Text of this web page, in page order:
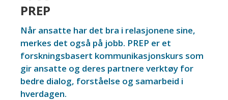
PREP
Når ansatte har det bra i relasjonene sine,
merkes det også på jobb. PREP er et
forskningsbasert kommunikasjonskurs som
gir ansatte og deres partnere verktøy for
bedre dialog, forståelse og samarbeid i
hverdagen.